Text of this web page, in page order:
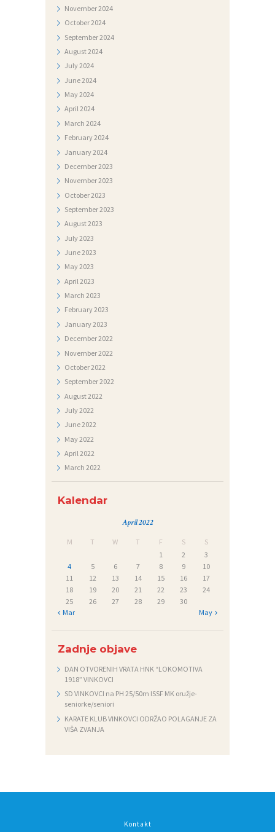
November2024
October2024
September2024
August2024
July2024
June2024
May2024
April2024
March 2024
February2024
January2024
December2023
November2023
October2023
September2023
August2023
July2023
June2023
May2023
April 2023
March 2023
February2023
January2023
December2022
November2022
October2022
September2022
August2022
July2022
June2022
May2022
April2022
March 2022
Kalendar
April 2022
M T W T F S
S
1
2
3
4
5 6 7 8 9
10
11
12 13 14 15 16
17
18
19 20 21 22 23
24
25
26 27 28 29
30
« Mar
May »
Zadnje objave
DAN OTVORENIH VRATA HNK “LOKOMOTIVA
1918” VINKOVCI
SD VINKOVCI na PH 25/50m ISSF MK oružje-
seniorke/seniori
KARATE KLUB VINKOVCI ODRŽAO POLAGANJE ZA
VIŠA ZVANJA
Kontakt